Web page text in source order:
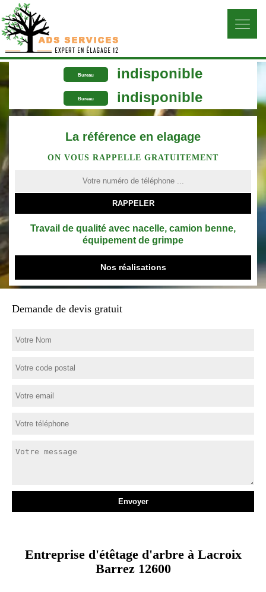
Bureau indisponible
Bureau indisponible
La référence en elagage
ON VOUS RAPPELLE GRATUITEMENT
Travail de qualité avec nacelle, camion benne,
équipement de grimpe
Nos réalisations
Demande de devis gratuit
Entreprise d'étêtage d'arbre à Lacroix
Barrez 12600